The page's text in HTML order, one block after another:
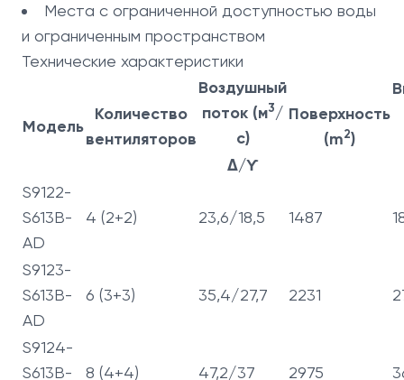
Места с ограниченной доступностью воды
и ограниченным пространством
Технические характеристики
Модель
Количество
вентиляторов
Воздушный
поток (м3/
с)
Поверхность
(m2)
Δ/ϒ
S9122-
S613B-
AD
4 (2+2) 23,6/18,5 1487
S9123-
S613B-
AD
6 (3+3) 35,4/27,7 2231
S9124-
S613B-
8 (4+4) 47,2/37 2975